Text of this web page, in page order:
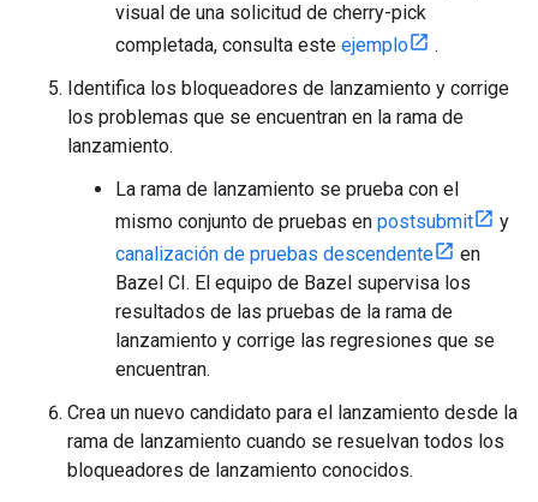
visual de una solicitud de cherry-pick
completada, consulta este ejemplo
.
Identifica los bloqueadores de lanzamiento y corrige
los problemas que se encuentran en la rama de
lanzamiento.
La rama de lanzamiento se prueba con el
mismo conjunto de pruebas en postsubmit
y
canalización de pruebas descendente
en
Bazel CI. El equipo de Bazel supervisa los
resultados de las pruebas de la rama de
lanzamiento y corrige las regresiones que se
encuentran.
Crea un nuevo candidato para el lanzamiento desde la
rama de lanzamiento cuando se resuelvan todos los
bloqueadores de lanzamiento conocidos.